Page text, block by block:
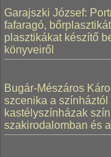
Garajszki József:
fafaragó,
plasztikákat készítő
könyveiről
Bugár-Mészáros
szcenika a színháztól
kastélyszínházak
szakirodalomban és